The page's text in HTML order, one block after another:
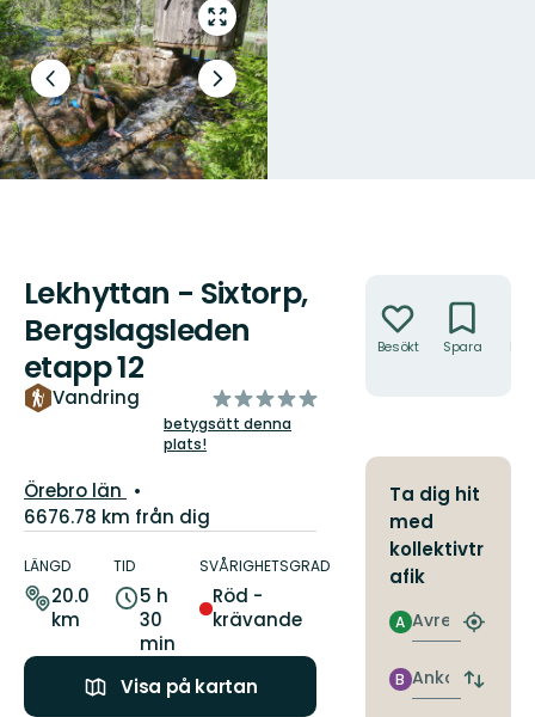
Gå
till
helskärmsläge
Föregående
bild
Nästa
bildspel
Lekhyttan - Sixtorp,
Bergslagsleden
etapp 12
Vandring
av
5
betygsätt denna
plats!
Län:
Örebro län
6676.78 km från dig
om
leden
LÄNGD
20.0
km
TID
5 h
30
min
SVÅRIGHETSGRAD
Röd -
krävande
Visa på kartan
Besökt Spara
Ta dig hit
med
kollektivtr
afik
Avresa
A
Hitta
Ankomst
B
Byt